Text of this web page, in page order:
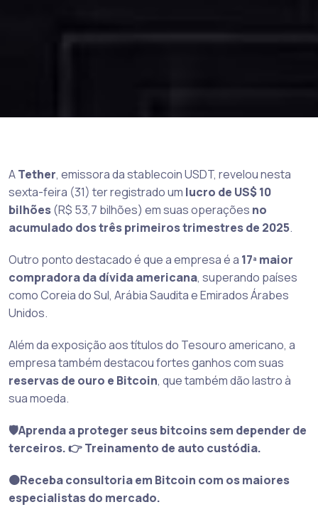
ATether, emissora da stablecoin USDT, revelou nesta
sexta-feira (31) ter registrado um lucro de US$ 10
bilhões(R$ 53,7 bilhões) em suas operações no
acumulado dos três primeiros trimestres de 2025.
Outro ponto destacado é que a empresa é a 17ª maior
compradora da dívida americana, superando países
como Coreia do Sul, Arábia Saudita e Emirados Árabes
Unidos.
Além da exposição aos títulos do Tesouro americano, a
empresa também destacou fortes ganhos com suas
reservas de ouro e Bitcoin, que também dão lastro à
sua moeda.
🛡️Aprenda a proteger seus bitcoins sem depender de
terceiros. 👉 Treinamento de auto custódia.
🟠Receba consultoria em Bitcoin com os maiores
especialistas do mercado.